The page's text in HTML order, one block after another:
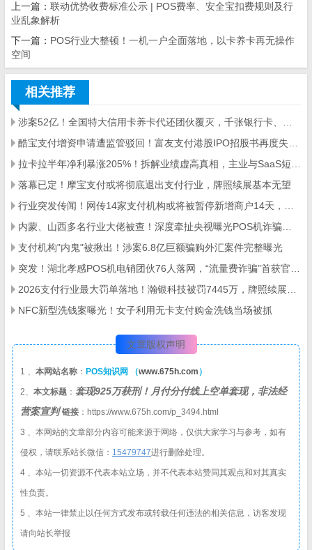
上一篇： 联动优势收费标准公示 | POS费率、安全宝扣费规则及行
业乱象解析
下一篇： POS行业大整顿！一机一户全面落地，以卡养卡再无操作
空间
相关推荐
落幕已定！摩宝支付或将彻底退出支付行业，牌照续展基本无望
支付机构"内鬼"被揪出！涉案6.8亿巨额骗购外汇案件完整曝光
NFC新型洗钱案曝光！女子利用无卡支付购金洗钱当场被抓
文章版权声明
1 、 本网站名称 ： POS知识网 （www.675h.com ）
2、 本文标题 ： 套现925万获刑！月付分付线上空单套现，非法经
营案宣判链接 ：https://www.675h.com/p_3494.html
3 、本网站的文章部分内容可能来源于网络，仅供大家学习与参考，如有
侵权，请联系站长微信： 15479747进行删除处理。
4 、本站一切资源不代表本站立场，并不代表本站赞同其观点和对其真实
性负责。
5 、本站一律禁止以任何方式发布或转载任何违法的相关信息，访客发现
请向站长举报